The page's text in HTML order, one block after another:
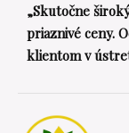
„Skutočne
priaznivé ceny.
klientom v